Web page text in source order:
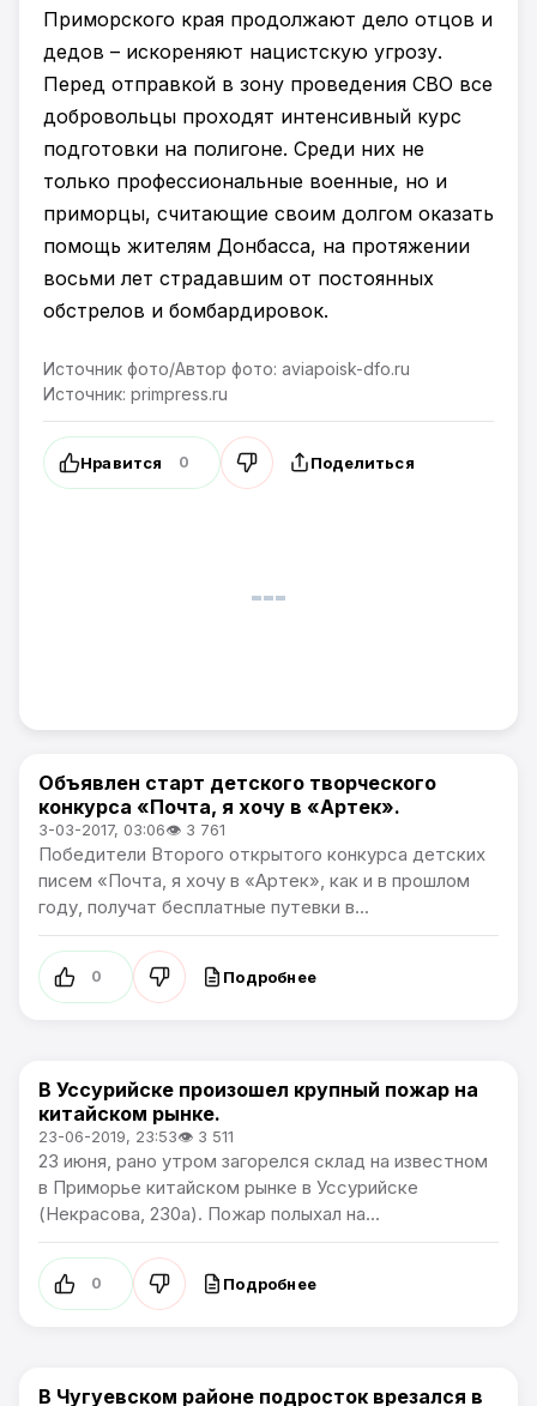
Приморского края продолжают дело отцов и
дедов – искореняют нацистскую угрозу.
Перед отправкой в зону проведения СВО все
добровольцы проходят интенсивный курс
подготовки на полигоне. Среди них не
только профессиональные военные, но и
приморцы, считающие своим долгом оказать
помощь жителям Донбасса, на протяжении
восьми лет страдавшим от постоянных
обстрелов и бомбардировок.
Источник фото/Автор фото: aviapoisk-dfo.ru
Источник: primpress.ru
Нравится 0 Поделиться
Новости Приморского края
Объявлен старт детского творческого
конкурса «Почта, я хочу в «Артек».
3-03-2017, 03:06👁 3 761
Победители Второго открытого конкурса детских
писем «Почта, я хочу в «Артек», как и в прошлом
году, получат бесплатные путевки в...
0 Подробнее
Новости Приморского края
В Уссурийске произошел крупный пожар на
китайском рынке.
23-06-2019, 23:53👁 3 511
23 июня, рано утром загорелся склад на известном
в Приморье китайском рынке в Уссурийске
(Некрасова, 230а). Пожар полыхал на...
0 Подробнее
Новости Приморского края
В Чугуевском районе подросток врезался в